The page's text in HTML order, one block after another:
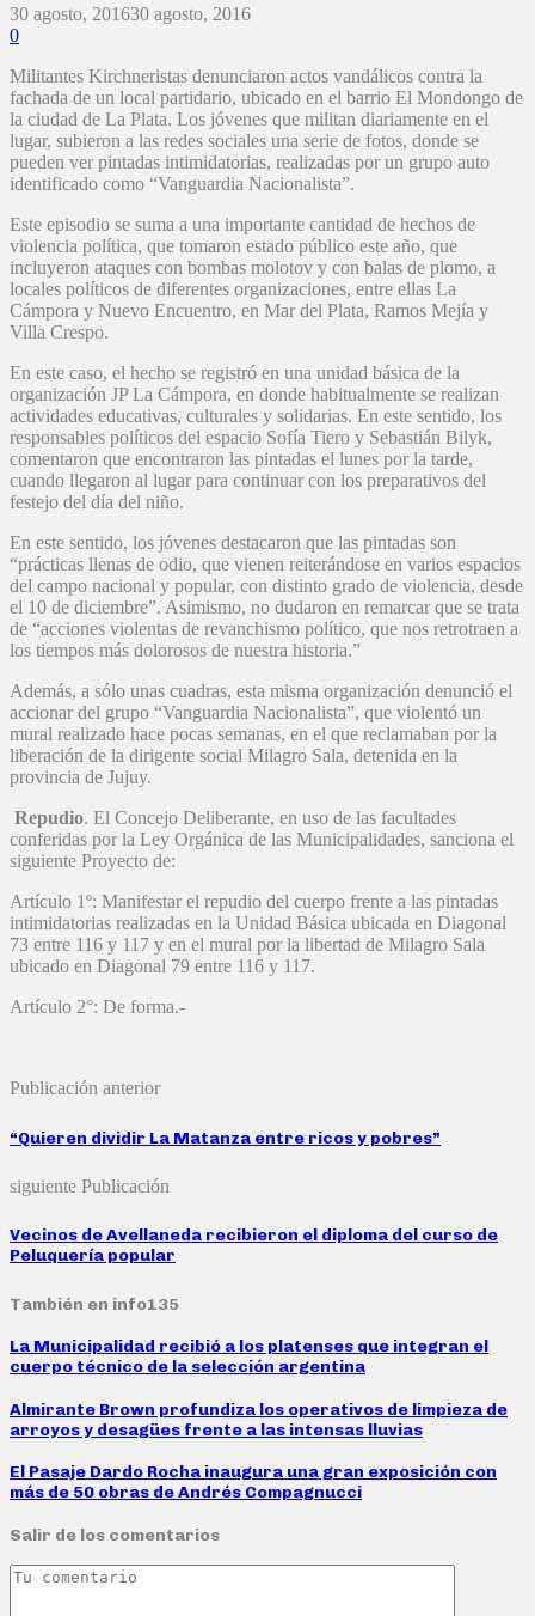
30 agosto, 201630 agosto, 2016
0
Militantes Kirchneristas denunciaron actos vandálicos contra la
fachada de un local partidario, ubicado en el barrio El Mondongo de
la ciudad de La Plata. Los jóvenes que militan diariamente en el
lugar, subieron a las redes sociales una serie de fotos, donde se
pueden ver pintadas intimidatorias, realizadas por un grupo auto
identificado como “Vanguardia Nacionalista”.
Este episodio se suma a una importante cantidad de hechos de
violencia política, que tomaron estado público este año, que
incluyeron ataques con bombas molotov y con balas de plomo, a
locales políticos de diferentes organizaciones, entre ellas La
Cámpora y Nuevo Encuentro, en Mar del Plata, Ramos Mejía y
Villa Crespo.
En este caso, el hecho se registró en una unidad básica de la
organización JP La Cámpora, en donde habitualmente se realizan
actividades educativas, culturales y solidarias. En este sentido, los
responsables políticos del espacio Sofía Tiero y Sebastián Bilyk,
comentaron que encontraron las pintadas el lunes por la tarde,
cuando llegaron al lugar para continuar con los preparativos del
festejo del día del niño.
En este sentido, los jóvenes destacaron que las pintadas son
“prácticas llenas de odio, que vienen reiterándose en varios espacios
del campo nacional y popular, con distinto grado de violencia, desde
el 10 de diciembre”. Asimismo, no dudaron en remarcar que se trata
de “acciones violentas de revanchismo político, que nos retrotraen a
los tiempos más dolorosos de nuestra historia.”
Además, a sólo unas cuadras, esta misma organización denunció el
accionar del grupo “Vanguardia Nacionalista”, que violentó un
mural realizado hace pocas semanas, en el que reclamaban por la
liberación de la dirigente social Milagro Sala, detenida en la
provincia de Jujuy.
Repudio. El Concejo Deliberante, en uso de las facultades
conferidas por la Ley Orgánica de las Municipalidades, sanciona el
siguiente Proyecto de:
Artículo 1º: Manifestar el repudio del cuerpo frente a las pintadas
intimidatorias realizadas en la Unidad Básica ubicada en Diagonal
73 entre 116 y 117 y en el mural por la libertad de Milagro Sala
ubicado en Diagonal 79 entre 116 y 117.
Artículo 2°: De forma.-
Publicación anterior
“Quieren dividir La Matanza entre ricos y pobres”
siguiente Publicación
Vecinos de Avellaneda recibieron el diploma del curso de
Peluquería popular
También en info135
La Municipalidad recibió a los platenses que integran el
cuerpo técnico de la selección argentina
Almirante Brown profundiza los operativos de limpieza de
arroyos y desagües frente a las intensas lluvias
El Pasaje Dardo Rocha inaugura una gran exposición con
más de 50 obras de Andrés Compagnucci
Salir de los comentarios